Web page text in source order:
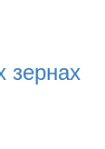
зернах